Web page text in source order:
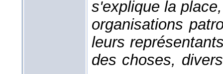
s'explique la
organisations
leurs
des choses,